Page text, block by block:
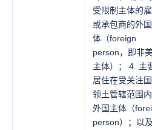
受限制主体的
或承包商的外
体（foreign
person，即非
主体）； 4. 主
居住在受关注
领土管辖范围
外国主体（
person）；以